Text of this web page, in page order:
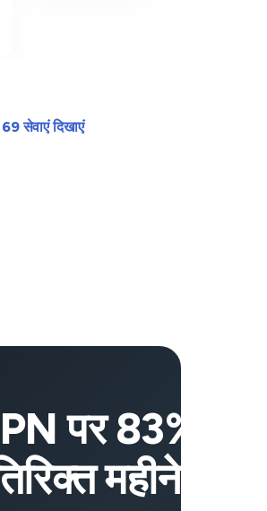
सेवाएं दिखाएं
पर 83%
महीने पाएं